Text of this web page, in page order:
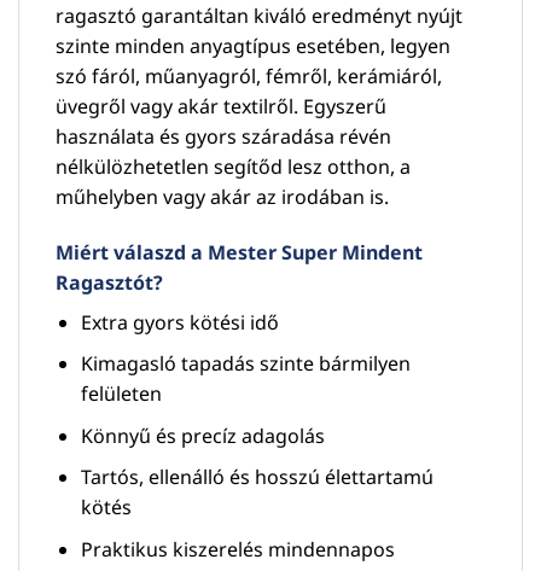
ragasztó garantáltan kiváló eredményt nyújt
szinte minden anyagtípus esetében, legyen
szó fáról, műanyagról, fémről, kerámiáról,
üvegről vagy akár textilről. Egyszerű
használata és gyors száradása révén
nélkülözhetetlen segítőd lesz otthon, a
műhelyben vagy akár az irodában is.
Miért válaszd a Mester Super Mindent
Ragasztót?
Extra gyors kötési idő
Kimagasló tapadás szinte bármilyen
felületen
Könnyű és precíz adagolás
Tartós, ellenálló és hosszú élettartamú
kötés
Praktikus kiszerelés mindennapos